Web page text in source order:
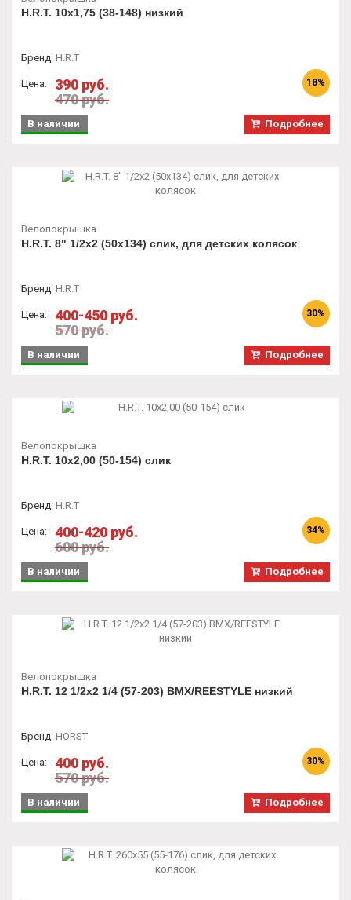
H.R.T. 10x1,75 (38-148) низкий
Бренд: H.R.T
Цена:
390 руб.
470 руб.
18%
Подробнее
В наличии
Велопокрышка
H.R.T. 8" 1/2x2 (50х134) слик, для детских колясок
Бренд: H.R.T
Цена:
400-450 руб.
570 руб.
30%
Подробнее
В наличии
Велопокрышка
H.R.T. 10x2,00 (50-154) слик
Бренд: H.R.T
Цена:
400-420 руб.
600 руб.
34%
Подробнее
В наличии
Велопокрышка
H.R.T. 12 1/2x2 1/4 (57-203) BMX/REESTYLE низкий
Бренд: HORST
Цена:
400 руб.
570 руб.
30%
Подробнее
В наличии